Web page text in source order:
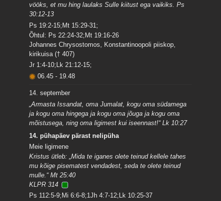
vööks, et mu hing laulaks Sulle kiitust ega vaikiks. Ps
30:12-13
Ps 19:2-15;Mt 15:29-31;
Õhtul: Ps 22:24-32;Mt 19:16-26
Johannes Chrysostomos, Konstantinoopoli piiskop,
kirikuisa († 407)
Jr 1:4-10;Lk 21:12-15;
06.45- 19.48
14. september
„Armasta Issandat, oma Jumalat, kogu oma südamega
ja kogu oma hingega ja kogu oma jõuga ja kogu oma
mõistusega, ning oma ligimest kui iseennast!“ Lk 10:27
14. pühapäev pärast nelipüha
Meie ligimene
Kristus ütleb: „Mida te iganes olete teinud kellele tahes
mu kõige pisematest vendadest, seda te olete teinud
mulle.“ Mt 25:40
KLPR 314
Ps 112:5-9;Mi 6:6-8;1Jh 4:7-12;Lk 10:25-37